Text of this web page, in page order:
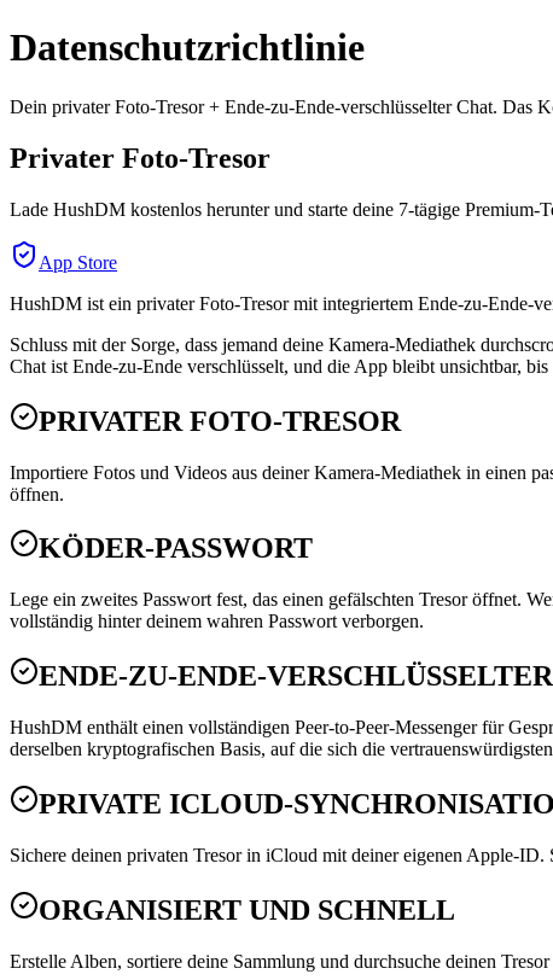
Datenschutzrichtlinie
Dein privater Foto-Tresor + Ende-zu-Ende-verschlüsselter Chat. Das
Privater Foto-Tresor
Lade HushDM kostenlos herunter und starte deine 7-tägige Premium-
App Store
HushDM ist ein privater Foto-Tresor mit integriertem Ende-zu-Ende-
Schluss mit der Sorge, dass jemand deine Kamera-Mediathek
Chat ist Ende-zu-Ende verschlüsselt, und die App bleibt unsichtbar, bis
PRIVATER FOTO-TRESOR
Importiere Fotos und Videos aus deiner Kamera-Mediathek in einen
öffnen.
KÖDER-PASSWORT
Lege ein zweites Passwort fest, das einen gefälschten Tresor öffnet.
vollständig hinter deinem wahren Passwort verborgen.
ENDE-ZU-ENDE-
HushDM enthält einen vollständigen Peer-to-Peer-Messenger für
derselben kryptografischen Basis, auf die sich die
PRIVATE ICLOUD-
Sichere deinen privaten Tresor in iCloud mit deiner eigenen Apple-
ORGANISIERT UND SCHNELL
Erstelle Alben, sortiere deine Sammlung und durchsuche deinen